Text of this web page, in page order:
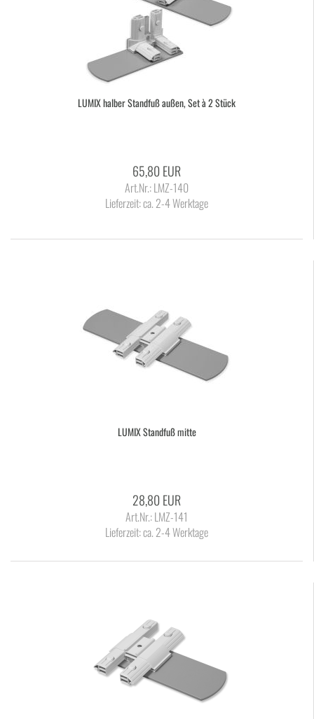
LUMIX hal­ber Stand­fuß außen, Set à 2 Stück
65,80 EUR
Art.Nr.: LMZ-140
Lieferzeit:ca. 2-4 Werktage
LUMIX Stand­fuß mitte
28,80 EUR
Art.Nr.: LMZ-141
Lieferzeit:ca. 2-4 Werktage